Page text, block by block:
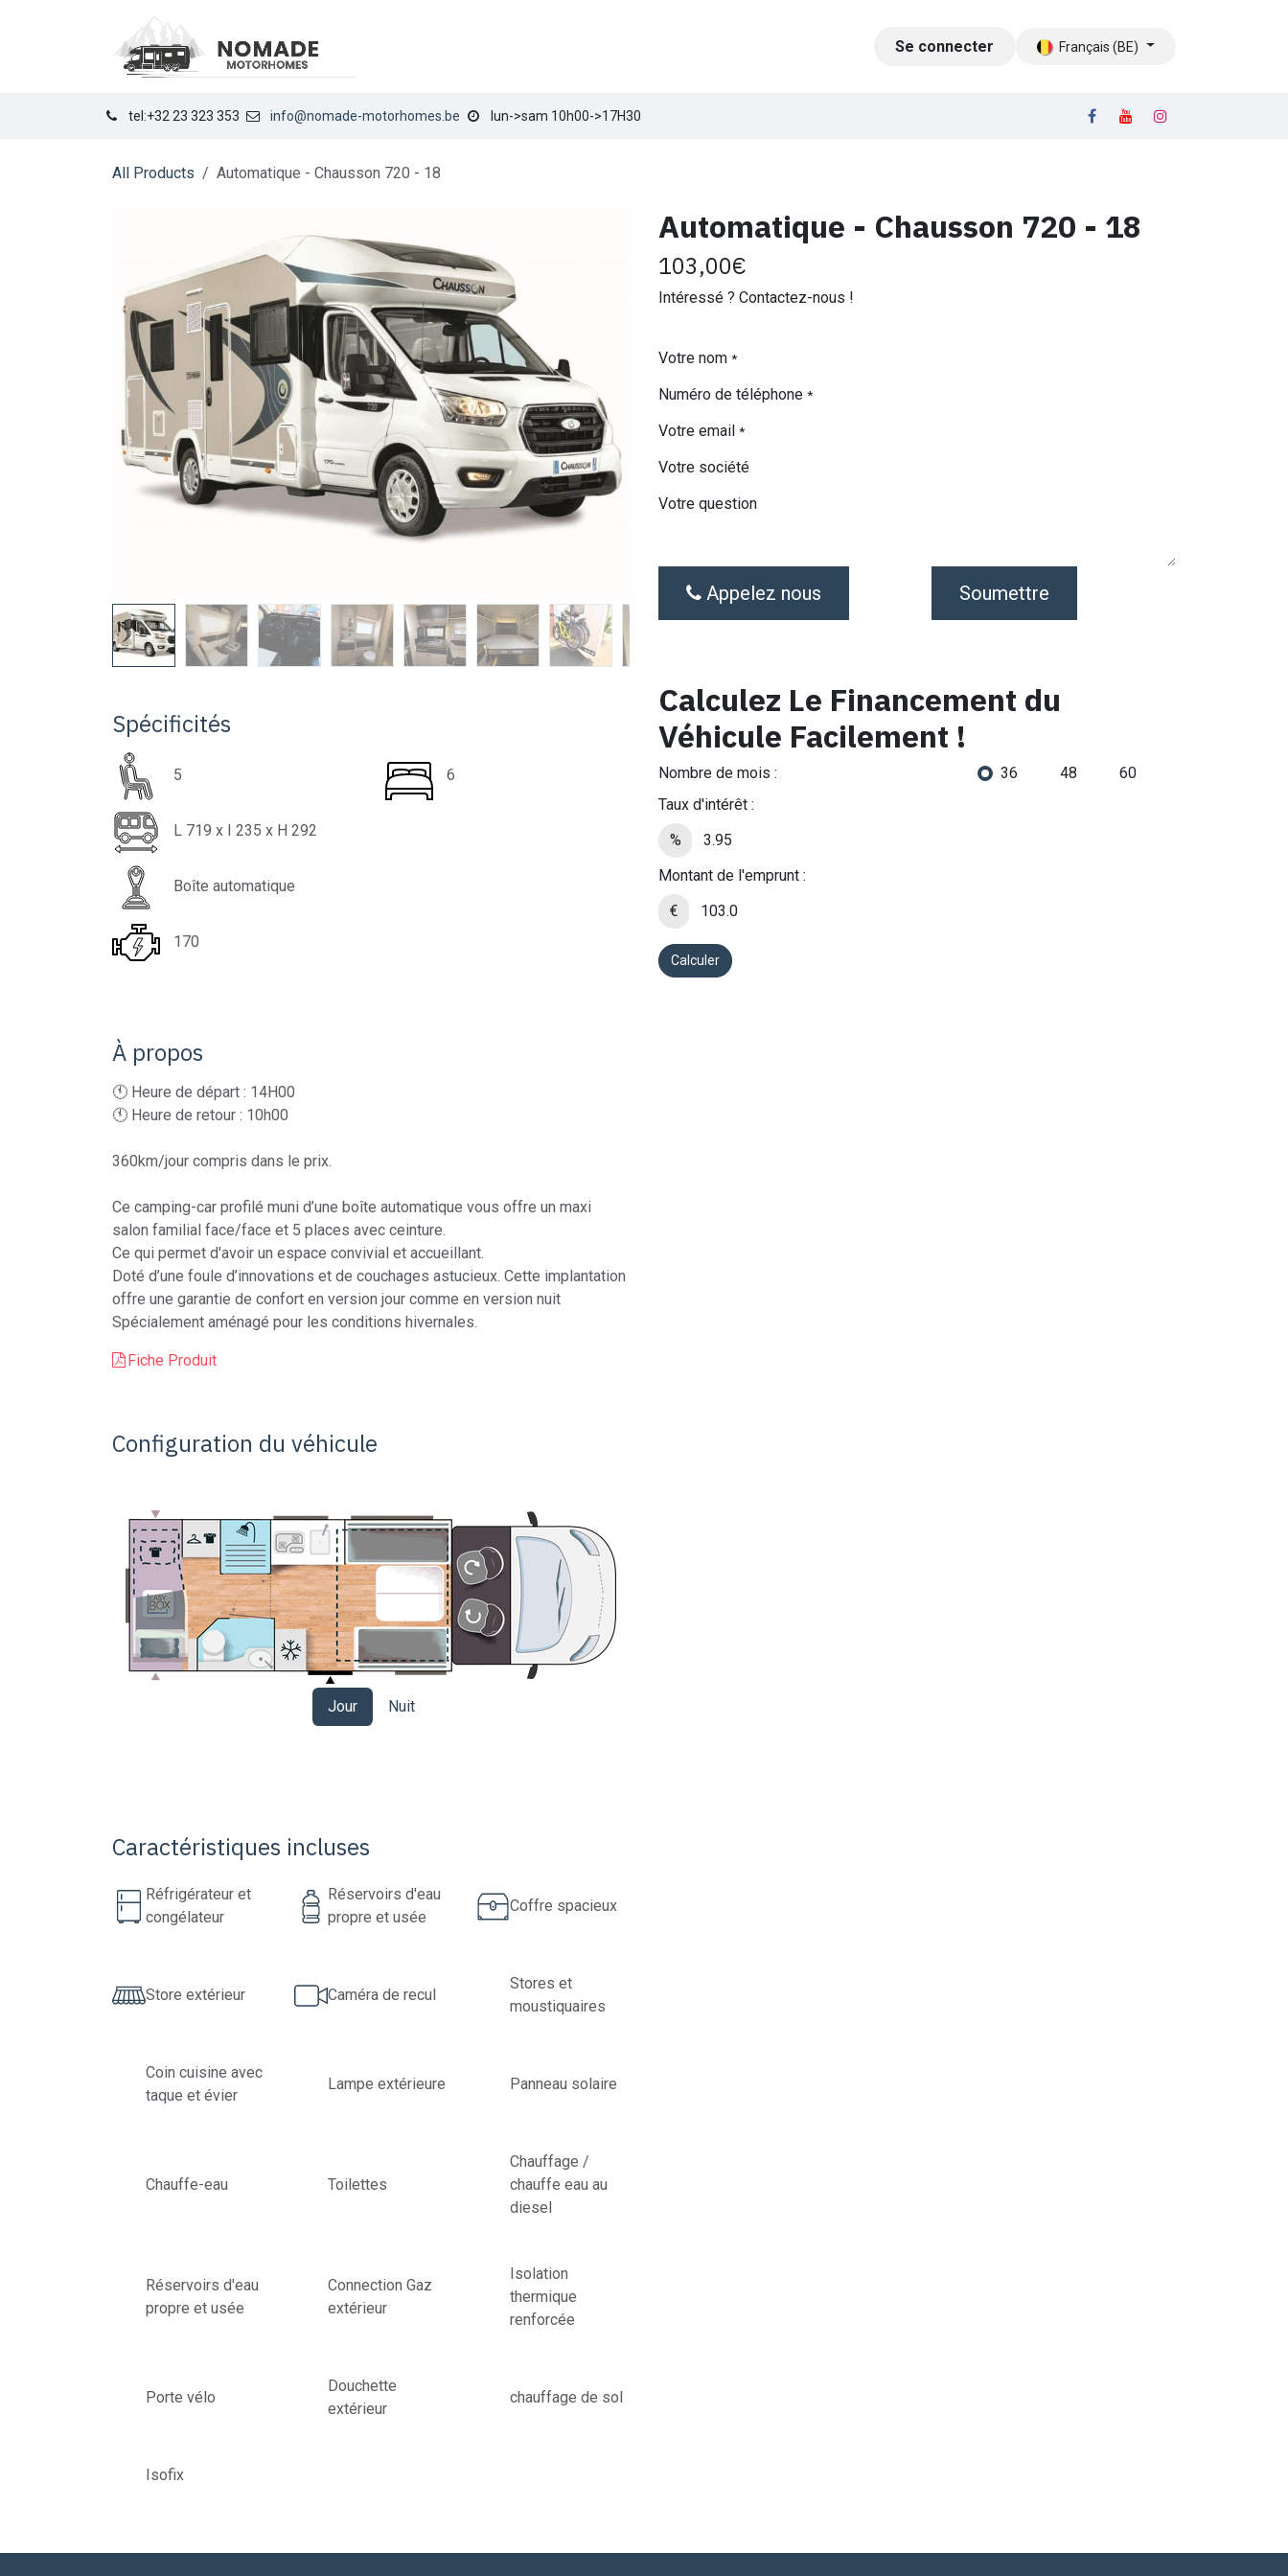
CONTACT
Se connecter Français (BE)
tel:+32 23 323 353 info@nomade-motorhomes.be lun->sam 10h00->17H30
All Products Automatique - Chausson 720 - 18
Spécificités
5 6
L 719 x I 235 x H 292
Boîte automatique
170
À propos
🕚 Heure de départ : 14H00
🕚 Heure de retour : 10h00
360km/jour compris dans le prix.
Ce camping-car profilé muni d’une boîte automatique vous offre un maxi
salon familial face/face et 5 places avec ceinture.
Ce qui permet d'avoir un espace convivial et accueillant.
Doté d’une foule d’innovations et de couchages astucieux. Cette implantation
offre une garantie de confort en version jour comme en version nuit
Spécialement aménagé pour les conditions hivernales.
Fiche Produit
Configuration du véhicule
Jour Nuit
Caractéristiques incluses
Réfrigérateur et
congélateur
Réservoirs d'eau
propre et usée
Coffre spacieux
Store extérieur Caméra de recul
Stores et
moustiquaires
Coin cuisine avec
taque et évier
Lampe extérieure Panneau solaire
Chauffe-eau Toilettes
Chauffage /
chauffe eau au
diesel
Réservoirs d'eau
propre et usée
Connection Gaz
extérieur
Isolation
thermique
renforcée
Porte vélo
Douchette
extérieur
chauffage de sol
Isofix
Automatique - Chausson 720 - 18
103,00€
Intéressé ? Contactez-nous !
Votre nom *
Numéro de téléphone *
Votre email *
Votre société
Votre question
Appelez nous Soumettre
Calculez Le Financement du
Véhicule Facilement !
Nombre de mois : 36 48
60
Taux d'intérêt :
%
Montant de l'emprunt :
€
Calculer